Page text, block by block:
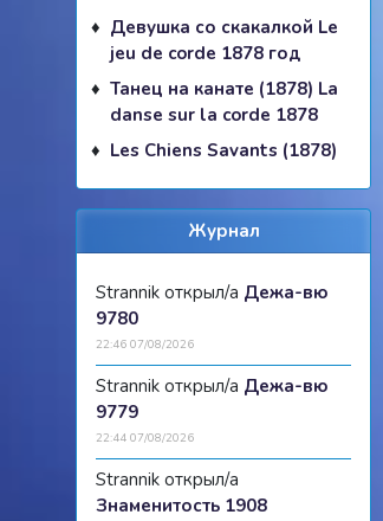
Девушка со скакалкой Le
jeu de corde 1878 год
Танец на канате (1878) La
danse sur la corde 1878
Les Chiens Savants (1878)
Журнал
Strannik открыл/а Дежа-вю
9780
22:46 07/08/2026
Strannik открыл/а Дежа-вю
9779
22:44 07/08/2026
Strannik открыл/а
Знаменитость 1908